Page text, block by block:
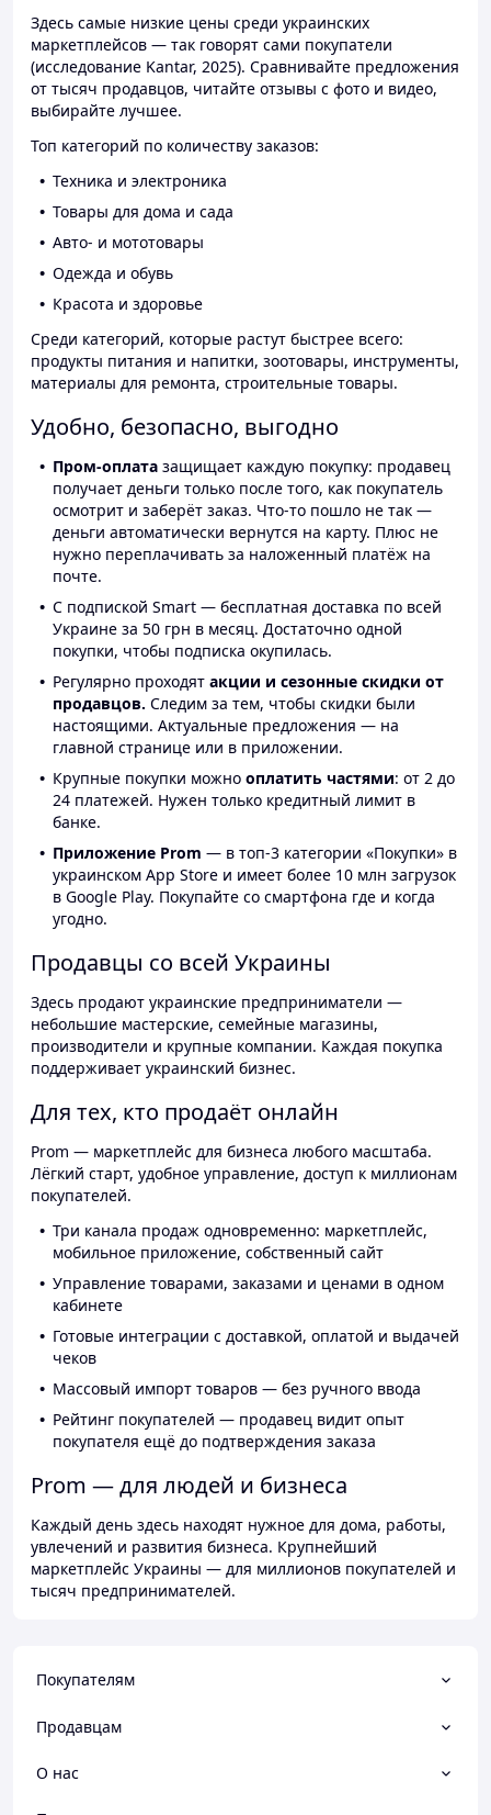
Здесь самые низкие цены среди украинских
маркетплейсов — так говорят сами покупатели
(исследование Kantar, 2025). Сравнивайте предложения
от тысяч продавцов, читайте отзывы с фото и видео,
выбирайте лучшее.
Топ категорий по количеству заказов:
Техника и электроника
Товары для дома и сада
Авто- и мототовары
Одежда и обувь
Красота и здоровье
Среди категорий, которые растут быстрее всего:
продукты питания и напитки, зоотовары, инструменты,
материалы для ремонта, строительные товары.
Удобно, безопасно, выгодно
Пром-оплата защищает каждую покупку: продавец
получает деньги только после того, как покупатель
осмотрит и заберёт заказ. Что-то пошло не так —
деньги автоматически вернутся на карту. Плюс не
нужно переплачивать за наложенный платёж на
почте.
С подпиской Smart — бесплатная доставка по всей
Украине за 50 грн в месяц. Достаточно одной
покупки, чтобы подписка окупилась.
Регулярно проходят акции и сезонные скидки от
продавцов. Следим за тем, чтобы скидки были
настоящими. Актуальные предложения — на
главной странице или в приложении.
Крупные покупки можно оплатить частями: от 2 до
24 платежей. Нужен только кредитный лимит в
банке.
Приложение Prom — в топ-3 категории «Покупки» в
украинском App Store и имеет более 10 млн загрузок
в Google Play. Покупайте со смартфона где и когда
угодно.
Продавцы со всей Украины
Здесь продают украинские предприниматели —
небольшие мастерские, семейные магазины,
производители и крупные компании. Каждая покупка
поддерживает украинский бизнес.
Для тех, кто продаёт онлайн
Prom — маркетплейс для бизнеса любого масштаба.
Лёгкий старт, удобное управление, доступ к миллионам
покупателей.
Три канала продаж одновременно: маркетплейс,
мобильное приложение, собственный сайт
Управление товарами, заказами и ценами в одном
кабинете
Готовые интеграции с доставкой, оплатой и выдачей
чеков
Массовый импорт товаров — без ручного ввода
Рейтинг покупателей — продавец видит опыт
покупателя ещё до подтверждения заказа
Prom — для людей и бизнеса
Каждый день здесь находят нужное для дома, работы,
увлечений и развития бизнеса. Крупнейший
маркетплейс Украины — для миллионов покупателей и
тысяч предпринимателей.
Покупателям
Продавцам
О нас